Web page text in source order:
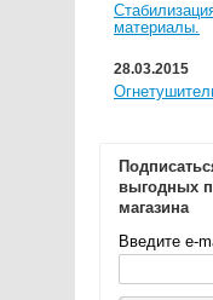
материалы.
28.03.2015
выгодных
магазина
Введите e-